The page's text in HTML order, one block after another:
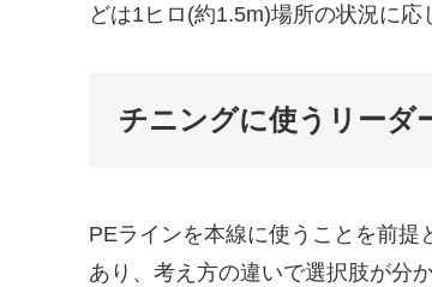
どは1ヒロ(約1.5m)場所の状況に応
チニングに使うリーダ
PEラインを本線に使うことを前
あり、考え方の違いで選択肢が分か